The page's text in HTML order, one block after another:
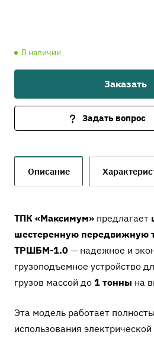
В наличии
Заказать
Задать вопрос
Описание
ТПК «Максимум» предлагает
шестеренную передвижную
ТРШБМ-1.0 — надежное и
грузоподъемное устройство
грузов массой до 1 тонны на
Эта модель работает
использования